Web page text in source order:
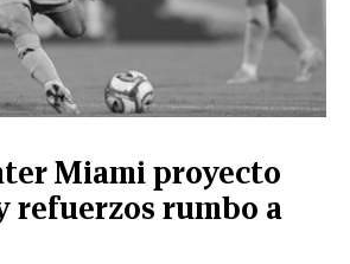
Miami proyecto
refuerzos rumbo a